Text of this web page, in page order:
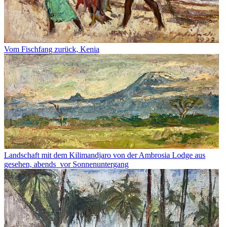
Vom Fischfang zurück, Kenia
Landschaft mit dem Kilimandjaro von der Ambrosia Lodge aus
gesehen, abends vor Sonnenuntergang